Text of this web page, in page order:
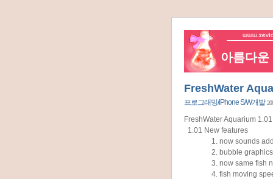
아름다
FreshWater
프로그래밍/iPhone S/W개발
FreshWater Aquarium
1.01 New features
1. now sounds
2. bubble graphics
3. now same fish
4. fish moving